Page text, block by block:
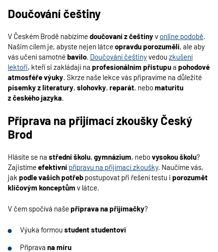
Doučování češtiny
V Českém Brodě nabízíme doučovaní z češtinyv online podobě.
Našim cílem je, abyste nejen látce opravdu porozuměli, ale aby
vás učení samotné bavilo. Doučování češtinyvedou zkušení
lektoři, kteří si zakládají na profesionálním přístupua pohodové
atmosféře výuky. Skrze naše lekce vás připravíme na důležité
písemky z literatury, slohovky, reparát, nebomaturitu
z českého jazyka.
Příprava na přijímací zkoušky Český
Brod
Hlásíte se na střední školu, gymnázium, nebovysokou školu?
Zajistíme efektivní přípravu na přijímací zkoušky. Naučíme vás,
jak podle vašich potřeb postupovat při řešení testu i porozumět
klíčovým konceptům v látce.
V čem spočívá naše příprava na přijímačky?
Výuka formou student studentovi
Příprava na míru